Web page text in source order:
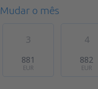
Mudar o mês
3
881
EUR
4
882
EUR